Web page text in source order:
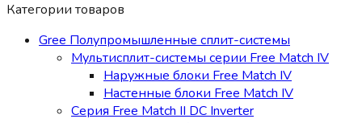
Категории товаров
Gree Полупромышленные сплит-системы
Мультисплит-системы cерии Free Match IV
Наружные блоки Free Match IV
Настенные блоки Free Match IV
Серия Free Match II DC Inverter